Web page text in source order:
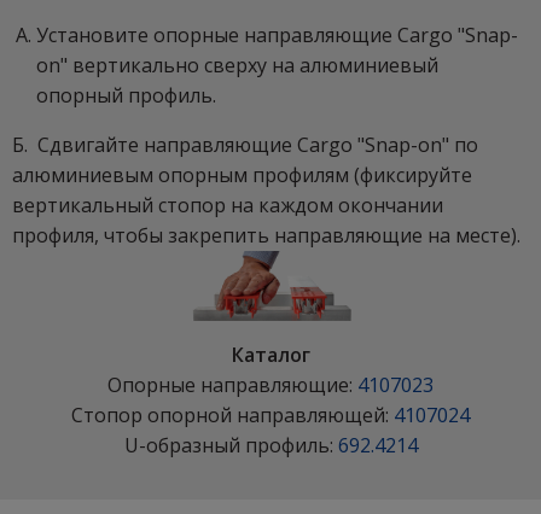
Установите опорные направляющие Cargo "Snap-
on" вертикально сверху на алюминиевый
опорный профиль.
Б. Сдвигайте направляющие Cargo "Snap-on" по
алюминиевым опорным профилям (фиксируйте
вертикальный стопор на каждом окончании
профиля, чтобы закрепить направляющие на месте).
Каталог
Опорные направляющие: 4107023
Стопор опорной направляющей: 4107024
U-образный профиль: 692.4214